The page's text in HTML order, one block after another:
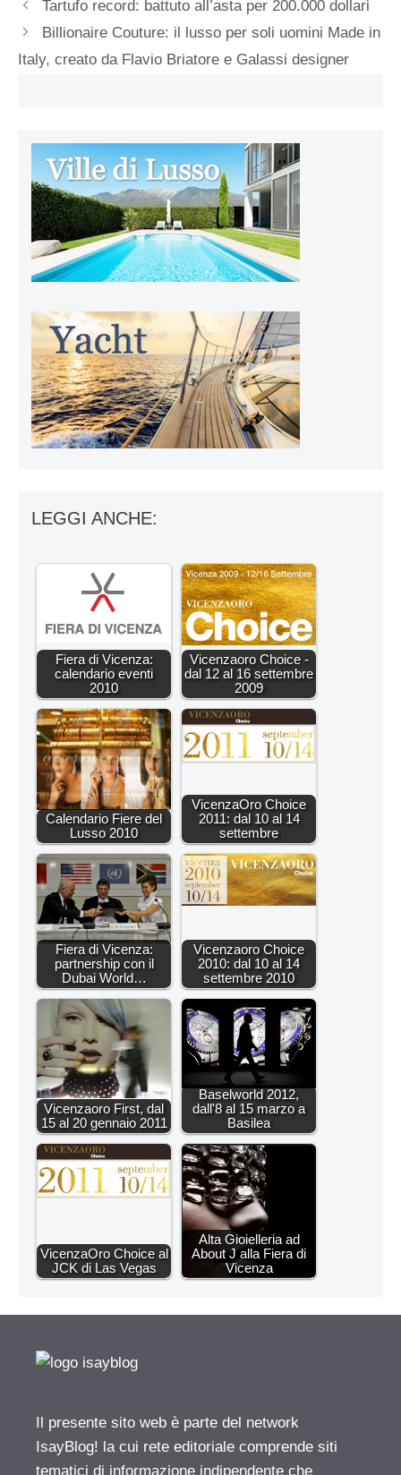
Tartufo record: battuto all’asta per 200.000 dollari
Billionaire Couture: il lusso per soli uomini Made in
Italy, creato da Flavio Briatore e Galassi designer
LEGGI ANCHE:
Fiera di Vicenza:
calendario eventi
2010
Vicenzaoro Choice -
dal 12 al 16 settembre
2009
Calendario Fiere del
Lusso 2010
VicenzaOro Choice
2011: dal 10 al 14
settembre
Fiera di Vicenza:
partnership con il
Dubai World…
Vicenzaoro Choice
2010: dal 10 al 14
settembre 2010
Vicenzaoro First, dal
15 al 20 gennaio 2011
Baselworld 2012,
dall'8 al 15 marzo a
Basilea
VicenzaOro Choice al
JCK di Las Vegas
Alta Gioielleria ad
About J alla Fiera di
Vicenza
Il presente sito web è parte del network
IsayBlog! la cui rete editoriale comprende siti
tematici di informazione indipendente che